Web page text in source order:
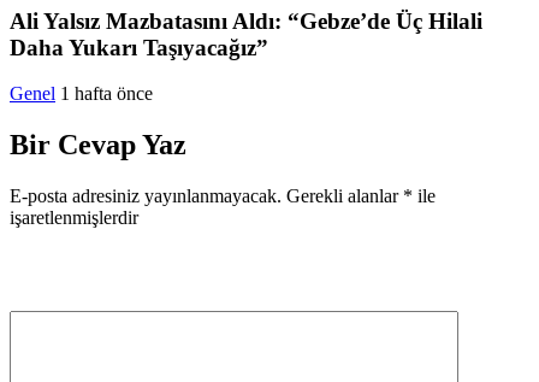
Ali Yalsız Mazbatasını Aldı: “Gebze’de Üç Hilali
Daha Yukarı Taşıyacağız”
Genel 1 hafta önce
Bir Cevap Yaz
E-posta adresiniz yayınlanmayacak. Gerekli alanlar * ile
işaretlenmişlerdir